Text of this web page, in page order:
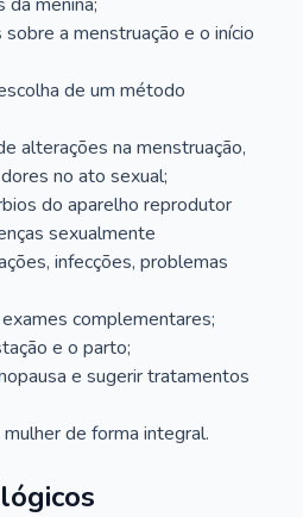
a menstruação e o início
de um método
alterações na menstruação,
no ato sexual;
do aparelho reprodutor
sexualmente
infecções, problemas
complementares;
e o parto;
e sugerir tratamentos
de forma integral.